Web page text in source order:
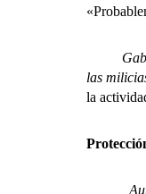
Gabriel
las
la
Aunque